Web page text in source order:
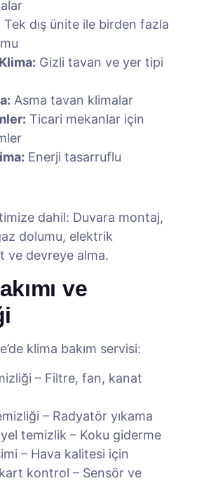
Tek dış ünite ile birden fazla
Gizli tavan ve yer tipi
Asma tavan klimalar
Ticari mekanlar için
Enerji tasarruflu
dahil: Duvara montaj,
dolumu, elektrik
ve devreye alma.
ve
klima bakım servisi:
– Filtre, fan, kanat
– Radyatör yıkama
temizlik – Koku giderme
– Hava kalitesi için
kontrol – Sensör ve